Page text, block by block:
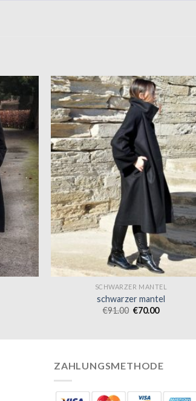
SCHWARZER MANTEL
schwarzer mantel
€91.00 €70.00
ZAHLUNGSMETHODE